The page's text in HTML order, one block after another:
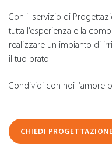
Con il servizio di
tutta l’esperienza e la
realizzare un impianto di
il tuo prato.
Condividi con noi l’amore
CHIEDI